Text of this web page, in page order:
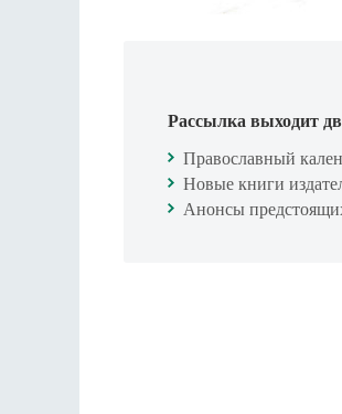
Рассылка выходит
Православный
Новые книги
Анонсы